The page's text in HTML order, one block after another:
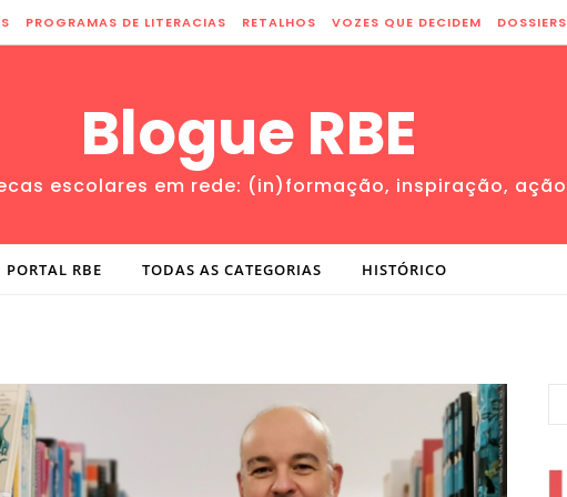
PROGRAMAS DE LITERACIAS RETALHOS VOZES QUE DECIDEM DOSSIERS
Blogue RBE
escolares em rede: (in)formação, inspiração, ação
PORTAL RBE TODAS AS CATEGORIAS HISTÓRICO